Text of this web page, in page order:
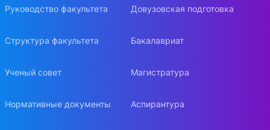
Руководство факультета
Структура факультета
Ученый совет
Нормативные документы
Довузовская подготовка
Бакалавриат
Магистратура
Аспирантура